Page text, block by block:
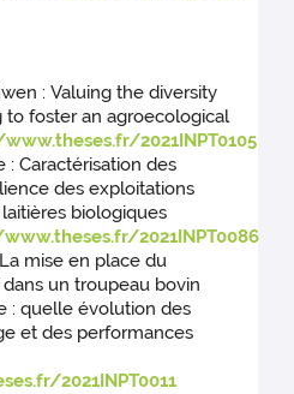
: Valuing the diversity
to foster an agroecological
2021INPT0105
: Caractérisation des
des exploitations
biologiques
2021INPT0086
mise en place du
un troupeau bovin
: quelle évolution des
et des performances
2021INPT0011